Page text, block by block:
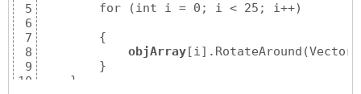
5
6
7
8
9
10
        for (int i = 0; i < 25; i++)
        {
objArray
        }
    }